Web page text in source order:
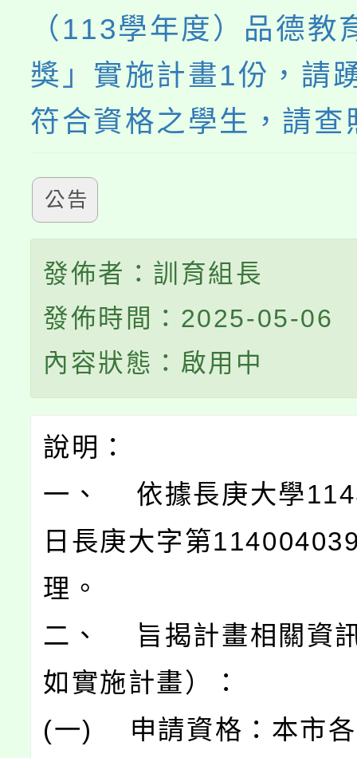
（113學年度）品德教
獎」實施計畫1份，請
符合資格之學生，請查
公告
發佈者：訓育組長
發佈時間：2025-05-06
內容狀態：啟用中
說明：
一、 依據長庚大學114
日長庚大字第
理。
二、 旨揭計畫相關資
如實施計畫）：
(一) 申請資格：本市各